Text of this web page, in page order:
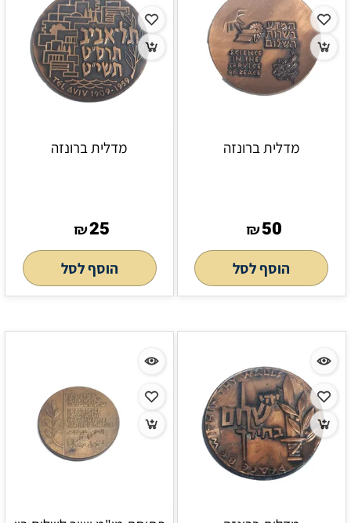
מדלית ברונזה
₪50
הוסף לסל
מדלית ברונזה
₪25
הוסף לסל